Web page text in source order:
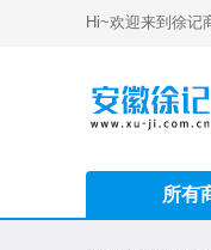
Hi~欢迎来到 徐记
所有